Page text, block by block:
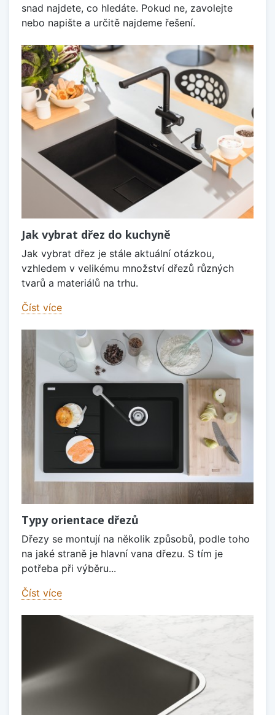
snad najdete, co hledáte. Pokud ne, zavolejte
nebo napište a určitě najdeme řešení.
Jak vybrat dřez do kuchyně
Jak vybrat dřez je stále aktuální otázkou,
vzhledem v velikému množství dřezů různých
tvarů a materiálů na trhu.
Číst více
Typy orientace dřezů
Dřezy se montují na několik způsobů, podle toho
na jaké straně je hlavní vana dřezu. S tím je
potřeba při výběru...
Číst více